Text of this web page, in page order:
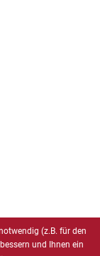
(z.B. für den
und Ihnen ein